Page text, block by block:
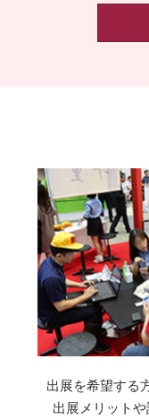
出展を希望する
出展メリット